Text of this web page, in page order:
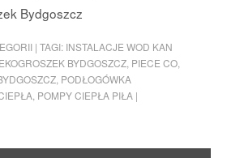
| TAGI: INSTALACJE WOD KAN
BYDGOSZCZ PIECE CO
PODŁOGÓWKA
POMPY CIEPŁA PIŁA |